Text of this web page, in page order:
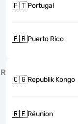
🇵🇹Portugal
🇵🇷Puerto Rico
R
🇨🇬Republik Kongo
🇷🇪Réunion